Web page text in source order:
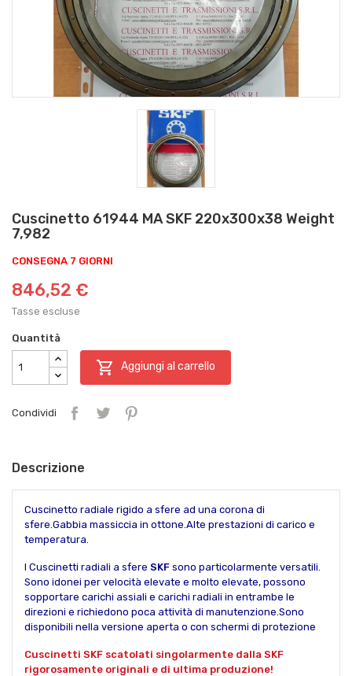
Cuscinetto 61944 MA SKF 220x300x38 Weight
7,982
CONSEGNA 7 GIORNI
846,52 €
Tasse escluse
Quantità
 Aggiungi al carrello
Condividi
Descrizione
Cuscinetto radiale rigido a sfere ad una corona di
sfere.Gabbia massiccia in ottone.Alte prestazioni di carico e
temperatura.
I Cuscinetti radiali a sfere SKF sono particolarmente versatili.
Sono idonei per velocità elevate e molto elevate, possono
sopportare carichi assiali e carichi radiali in entrambe le
direzioni e richiedono poca attività di manutenzione.Sono
disponibili nella versione aperta o con schermi di protezione
Cuscinetti SKF scatolati singolarmente dalla SKF
rigorosamente originali e di ultima produzione!